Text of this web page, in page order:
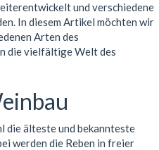
und verschiedene
In diesem Artikel möchten wir
Arten des
die vielfältige Welt des
die älteste und bekannteste
werden die Reben in freier